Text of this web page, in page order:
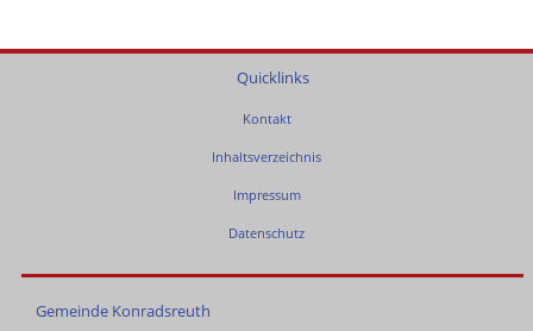
Quicklinks
Kontakt
Inhaltsverzeichnis
Impressum
Datenschutz
Gemeinde Konradsreuth